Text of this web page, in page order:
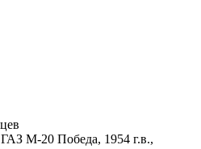
ГАЗ М-20 Победа, 1954 г.в.,